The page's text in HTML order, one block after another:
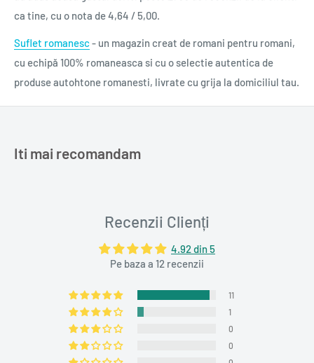
ca tine, cu o nota de 4,64 / 5,00.
Suflet romanesc- un magazin creat de romani pentru romani,
cu echipă 100% romaneasca si cu o selectie autentica de
produse autohtone romanesti, livrate cu grija la domiciliul tau.
Iti mai recomandam
Recenzii Clienți
4.92 din 5
Pe baza a 12 recenzii
11
1
0
0